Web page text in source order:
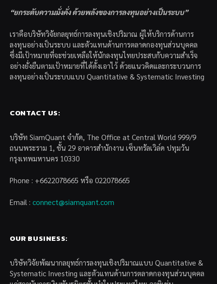
“ยกระดับความมั่งคั่ง ด้วยพลังของการลงทุนอย่างเป็นระบบ”
เราคือบริษัทวิจัยกลยุทธ์การลงทุนเชิงปริมาณ ผู้ให้บริการด้านการ
ลงทุนอย่างเป็นระบบ และตัวแทนด้านการตลาดกองทุนส่วนบุคคล
ซึ่งมีเป้าหมายที่จะช่วยเหลือให้นักลงทุนไทยประสบกับความสำเร็จ
อย่างยั่งยืนตามเป้าหมายที่ได้ตั้งเอาไว้ ด้วยแนวคิดและกระบวนการ
ลงทุนอย่างเป็นระบบแบบ Quantitative & Systematic Investing
CONTACT US:
บริษัท SiamQuant จำกัด, The Office at Central World 999/9
ถนนพระราม 1, ชั้น 29 อาคารสำนักงาน เซ็นทรัลเวิล์ด ปทุมวัน
กรุงเทพมหานคร 10330
Phone : +6622078665 หรือ 022078665
Email : connect@siamquant.com
OUR BUSINESS:
บริษัทวิจัยพัฒนากลยุทธ์การลงทุนเชิงปริมาณแบบ Quantitative &
Systematic Investing และตัวแทนด้านการตลาดกองทุนส่วนบุคคล